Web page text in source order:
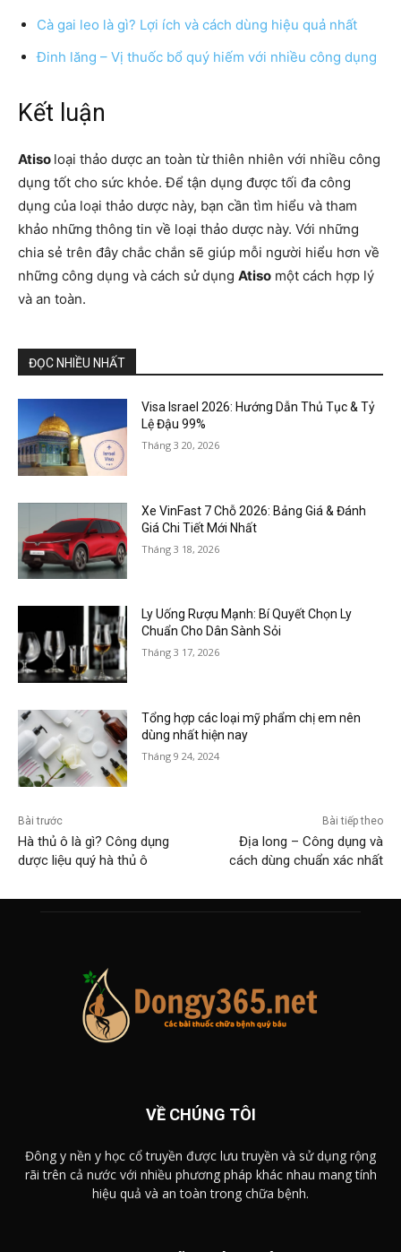
Cà gai leo là gì? Lợi ích và cách dùng hiệu quả nhất
Đinh lăng – Vị thuốc bổ quý hiếm với nhiều công dụng
Kết luận
Atiso loại thảo dược an toàn từ thiên nhiên với nhiều công
dụng tốt cho sức khỏe. Để tận dụng được tối đa công
dụng của loại thảo dược này, bạn cần tìm hiểu và tham
khảo những thông tin về loại thảo dược này. Với những
chia sẻ trên đây chắc chắn sẽ giúp mỗi người hiểu hơn về
những công dụng và cách sử dụng Atiso một cách hợp lý
và an toàn.
ĐỌC NHIỀU NHẤT
Visa Israel 2026: Hướng Dẫn Thủ Tục & Tỷ
Lệ Đậu 99%
Tháng 3 20, 2026
Xe VinFast 7 Chỗ 2026: Bảng Giá & Đánh
Giá Chi Tiết Mới Nhất
Tháng 3 18, 2026
Ly Uống Rượu Mạnh: Bí Quyết Chọn Ly
Chuẩn Cho Dân Sành Sỏi
Tháng 3 17, 2026
Tổng hợp các loại mỹ phẩm chị em nên
dùng nhất hiện nay
Tháng 9 24, 2024
Bài trước
Hà thủ ô là gì? Công dụng
dược liệu quý hà thủ ô
Bài tiếp theo
Địa long – Công dụng và
cách dùng chuẩn xác nhất
VỀ CHÚNG TÔI
Đông y nền y học cổ truyền được lưu truyền và sử dụng rộng
rãi trên cả nước với nhiều phương pháp khác nhau mang tính
hiệu quả và an toàn trong chữa bệnh.